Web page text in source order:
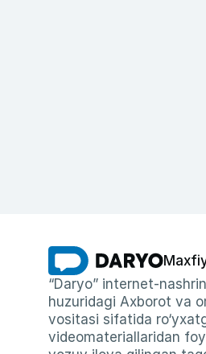
“Daryo” internet-
huzuridagi Axborot va
vositasi sifatida
videomateriallaridan